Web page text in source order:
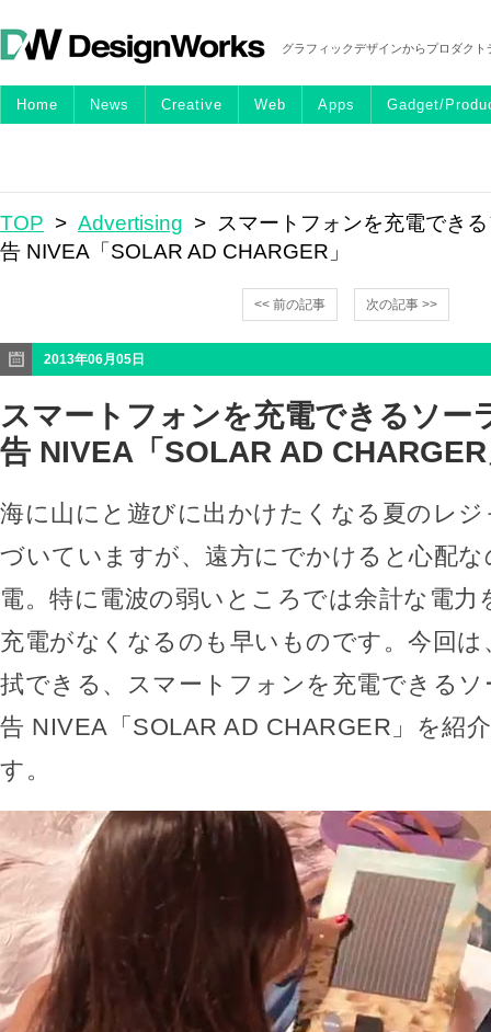
グラフィックデザインからプロダク
Home News Creative Web Apps Gadget/
TOP > Advertising > スマートフォンを充電でき
告 NIVEA「SOLAR AD CHARGER」
<< 前の記事 次の記事 >>
2013年06月05日
スマートフォンを充電できるソー
告 NIVEA「SOLAR AD
海に山にと遊びに出かけたくなる夏のレ
づいていますが、遠方にでかけると心配
電。特に電波の弱いところでは余計な電力
充電がなくなるのも早いものです。今回
拭できる、スマートフォンを充電できるソ
告 NIVEA「SOLAR AD CHARGER」を紹
す。